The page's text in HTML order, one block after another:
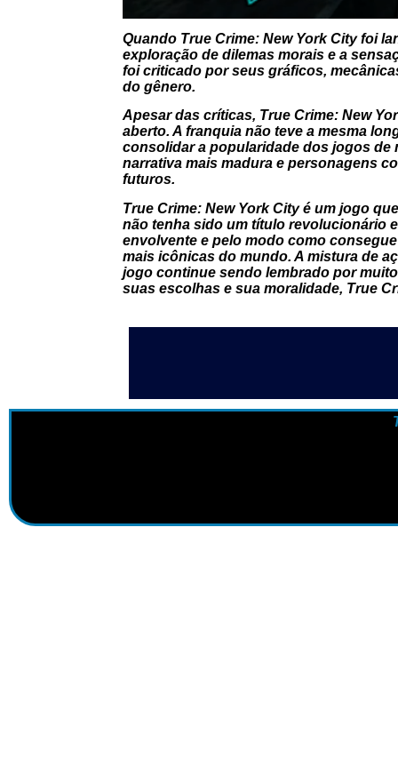
Quando True Crime: New York Cityfoi
exploração de dilemas morais e a
foi criticado por seus gráficos,
do gênero.
Apesar das críticas, True Crime: New
aberto. A franquia não teve a mesma
consolidar a popularidade dos jogos de
narrativa mais madura e personagens
futuros.
True Crime: New York Cityé um jogo
não tenha sido um título revolucionário
envolvente e pelo modo como
mais icônicas do mundo. A mistura de
jogo continue sendo lembrado por
suas escolhas e sua moralidade, True